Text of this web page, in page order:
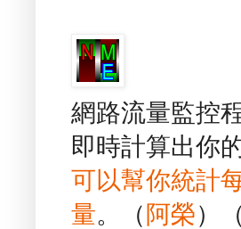
網路流量監控
即時計算出你
可以幫你統計
量。（ 阿榮）（